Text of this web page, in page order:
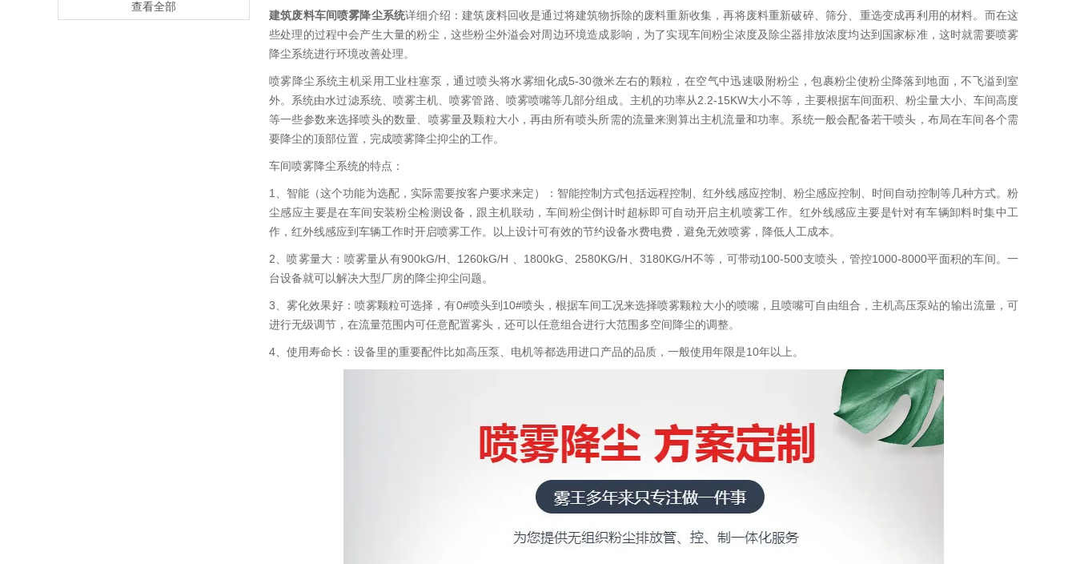
查看全部
建筑废料车间喷雾降尘系统详细介绍：建筑废料回收是通过将建筑物拆除的废料重新收集，再将废料重新破碎、筛分、重选变成再利用的材料。而在这
些处理的过程中会产生大量的粉尘，这些粉尘外溢会对周边环境造成影响，为了实现车间粉尘浓度及除尘器排放浓度均达到国家标准，这时就需要喷雾
降尘系统进行环境改善处理。
喷雾降尘系统主机采用工业柱塞泵，通过喷头将水雾细化成5-30微米左右的颗粒，在空气中迅速吸附粉尘，包裹粉尘使粉尘降落到地面，不飞溢到室
外。系统由水过滤系统、喷雾主机、喷雾管路、喷雾喷嘴等几部分组成。主机的功率从2.2-15KW大小不等，主要根据车间面积、粉尘量大小、车间高度
等一些参数来选择喷头的数量、喷雾量及颗粒大小，再由所有喷头所需的流量来测算出主机流量和功率。系统一般会配备若干喷头，布局在车间各个需
要降尘的顶部位置，完成喷雾降尘抑尘的工作。
车间喷雾降尘系统的特点：
1、智能（这个功能为选配，实际需要按客户要求来定）：智能控制方式包括远程控制、红外线感应控制、粉尘感应控制、时间自动控制等几种方式。粉
尘感应主要是在车间安装粉尘检测设备，跟主机联动，车间粉尘倒计时超标即可自动开启主机喷雾工作。红外线感应主要是针对有车辆卸料时集中工
作，红外线感应到车辆工作时开启喷雾工作。以上设计可有效的节约设备水费电费，避免无效喷雾，降低人工成本。
2、喷雾量大：喷雾量从有900kG/H、1260kG/H 、1800kG、2580KG/H、3180KG/H不等，可带动100-500支喷头，管控1000-8000平面积的车间。一
台设备就可以解决大型厂房的降尘抑尘问题。
3、雾化效果好：喷雾颗粒可选择，有0#喷头到10#喷头，根据车间工况来选择喷雾颗粒大小的喷嘴，且喷嘴可自由组合，主机高压泵站的输出流量，可
进行无级调节，在流量范围内可任意配置雾头，还可以任意组合进行大范围多空间降尘的调整。
4、使用寿命长：设备里的重要配件比如高压泵、电机等都选用进口产品的品质，一般使用年限是10年以上。